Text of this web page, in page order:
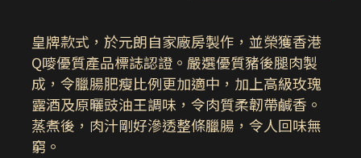
皇牌款式，於元朗自家廠房製作，並榮獲香港
Q嘜優質產品標誌認證。嚴選優質豬後腿肉製
成，令臘腸肥瘦比例更加適中，加上高級玫瑰
露酒及原曬豉油王調味，令肉質柔韌帶鹹香。
蒸煮後，肉汁剛好滲透整條臘腸，令人回味無
窮。